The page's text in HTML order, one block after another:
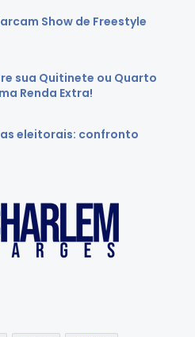
Show de Freestyle
sua Quitinete ou Quarto
Renda Extra!
eleitorais: confronto